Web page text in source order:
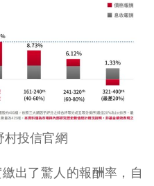
村投信官網
出了驚人的報酬率，自